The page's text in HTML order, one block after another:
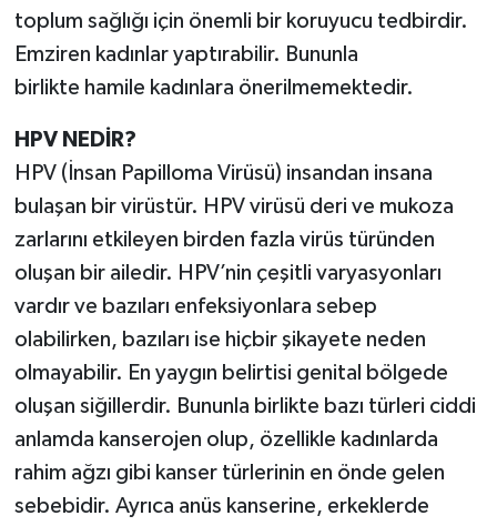
toplum sağlığı için önemli bir koruyucu tedbirdir.
Emziren kadınlar yaptırabilir. Bununla
birlikte hamile kadınlara önerilmemektedir.
HPV NEDİR?
HPV (İnsan Papilloma Virüsü) insandan insana
bulaşan bir virüstür. HPV virüsü deri ve mukoza
zarlarını etkileyen birden fazla virüs türünden
oluşan bir ailedir. HPV’nin çeşitli varyasyonları
vardır ve bazıları enfeksiyonlara sebep
olabilirken, bazıları ise hiçbir şikayete neden
olmayabilir. En yaygın belirtisi genital bölgede
oluşan siğillerdir. Bununla birlikte bazı türleri ciddi
anlamda kanserojen olup, özellikle kadınlarda
rahim ağzı gibi kanser türlerinin en önde gelen
sebebidir. Ayrıca anüs kanserine, erkeklerde